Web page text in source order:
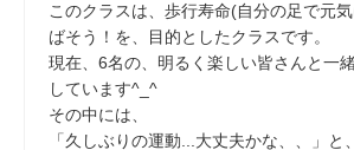
このクラスは、歩行寿命(自分の足で元
ばそう！を、目的としたクラスです。
現在、6名の、明るく楽しい皆さんと一
しています^_^
その中には、
「久しぶりの運動...大丈夫かな、、」と、